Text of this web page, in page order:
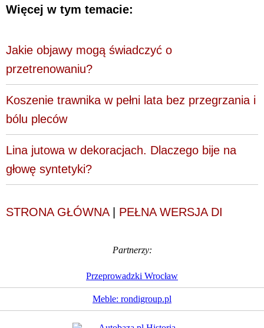
Więcej w tym temacie:
Jakie objawy mogą świadczyć o
przetrenowaniu?
Koszenie trawnika w pełni lata bez przegrzania i
bólu pleców
Lina jutowa w dekoracjach. Dlaczego bije na
głowę syntetyki?
STRONA GŁÓWNA| PEŁNA WERSJA DI
Partnerzy:
Przeprowadzki Wrocław
Meble: rondigroup.pl